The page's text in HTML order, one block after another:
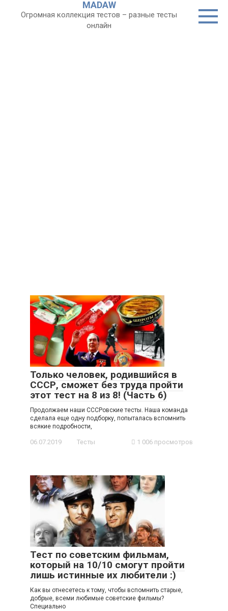
MADAW
Огромная коллекция тестов – разные тесты
онлайн
Только человек, родившийся в
СССР, сможет без труда пройти
этот тест на 8 из 8! (Часть 6)
Продолжаем наши СССРовские тесты. Наша команда
сделала еще одну подборку, попыталась вспомнить
всякие подробности,
06.07.2019 Тесты 1 006 просмотров
Тест по советским фильмам,
который на 10/10 смогут пройти
лишь истинные их любители :)
Как вы отнесетесь к тому, чтобы вспомнить старые,
добрые, всеми любимые советские фильмы?
Специально